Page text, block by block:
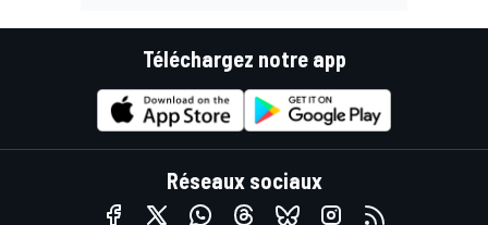
Téléchargez notre app
Réseaux sociaux